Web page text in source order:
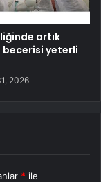
artık
becerisi yeterli
2026
* ile